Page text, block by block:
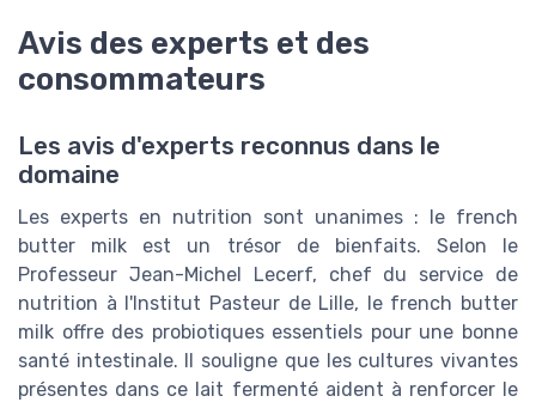
Avis des experts et des
consommateurs
Les avis d'experts reconnus dans le
domaine
Les experts en nutrition sont unanimes : le french
butter milk est un trésor de bienfaits. Selon le
Professeur Jean-Michel Lecerf, chef du service de
nutrition à l'Institut Pasteur de Lille, le french butter
milk offre des probiotiques essentiels pour une bonne
santé intestinale. Il souligne que les cultures vivantes
présentes dans ce lait fermenté aident à renforcer le